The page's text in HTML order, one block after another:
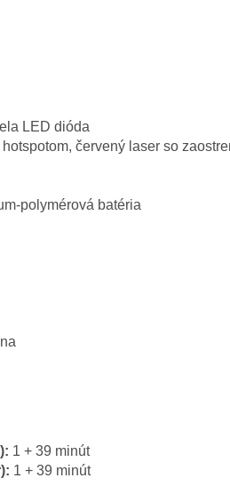
LED dióda
červený laser so
polymérová batéria
1 + 39 minút
1 + 39 minút